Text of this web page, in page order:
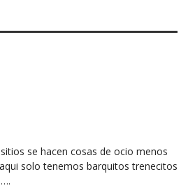
se hacen cosas de ocio menos
solo tenemos barquitos trenecitos